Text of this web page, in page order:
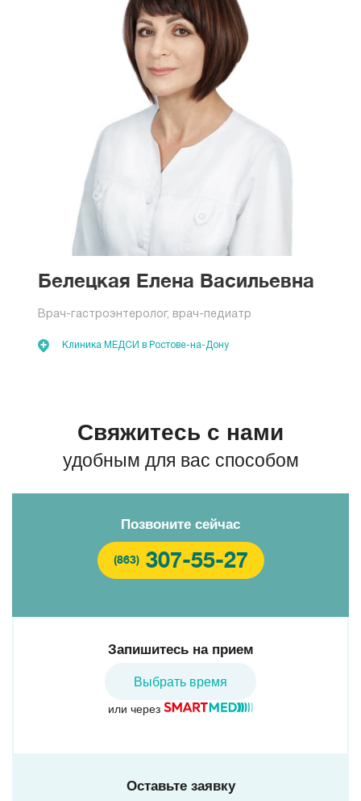
Белецкая Елена Васильевна
Врач-гастроэнтеролог, врач-педиатр
Клиника МЕДСИ в Ростове-на-Дону
Свяжитесь с нами
удобным для вас способом
Позвоните сейчас
(863) 307-55-27
Оставьте заявку
Запишитесь на прием
Выбрать время
или через